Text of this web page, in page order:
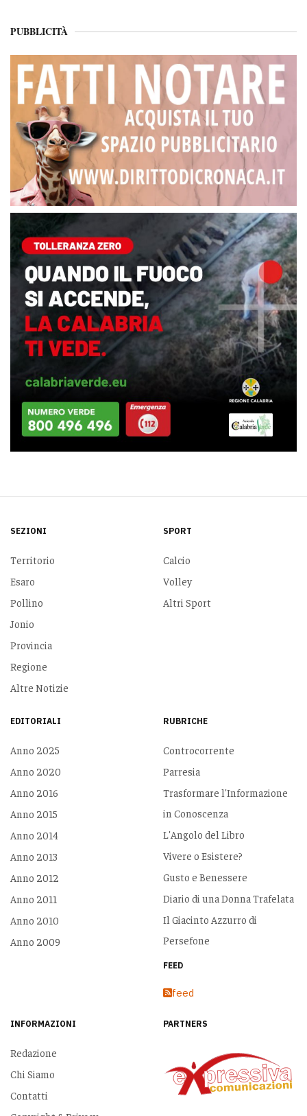
PUBBLICITÀ
SEZIONI
Territorio
Esaro
Pollino
Jonio
Provincia
Regione
Altre Notizie
SPORT
Calcio
Volley
Altri Sport
EDITORIALI
Anno 2025
Anno 2020
Anno 2016
Anno 2015
Anno 2014
Anno 2013
Anno 2012
Anno 2011
Anno 2010
Anno 2009
RUBRICHE
Controcorrente
Parresia
Trasformare l'Informazione
in Conoscenza
L'Angolo del Libro
Vivere o Esistere?
Gusto e Benessere
Diario di una Donna Trafelata
Il Giacinto Azzurro di
Persefone
FEED
feed
INFORMAZIONI
Redazione
Chi Siamo
Contatti
PARTNERS